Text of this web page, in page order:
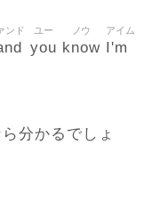
ンド
you
ユー
know
ノウ
I'm
アイム
分かるでしょ